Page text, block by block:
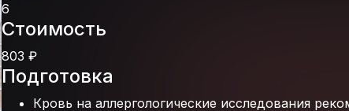
6
Стоимость
803 ₽
Подготовка
Кровь на аллергологические исследования